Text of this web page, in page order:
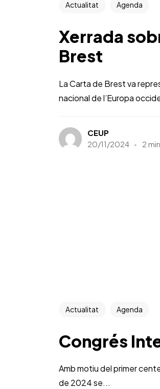
Actualitat Agenda
Xerrada
Brest
La Carta de Brest va
nacional de l’Europa
CEUP
20/11/2024
2
Actualitat Agenda
Congrés
Amb motiu del primer
de 2024 se...